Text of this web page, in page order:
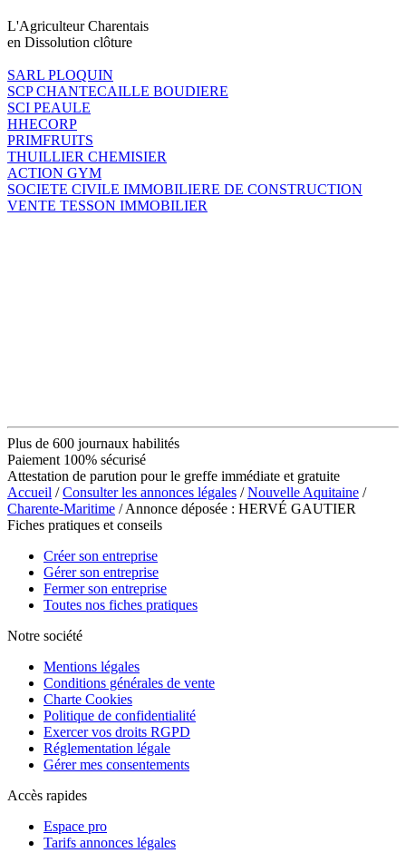
L'Agriculteur Charentais
en Dissolution clôture
SARL PLOQUIN
SCP CHANTECAILLE BOUDIERE
SCI PEAULE
HHECORP
PRIMFRUITS
THUILLIER CHEMISIER
ACTION GYM
SOCIETE CIVILE IMMOBILIERE DE CONSTRUCTION
VENTE TESSON IMMOBILIER
Plus de 600 journaux habilités
Paiement 100% sécurisé
Attestation de parution pour le greffe immédiate et gratuite
Accueil /Consulter les annonces légales /Nouvelle Aquitaine /
Charente-Maritime / Annonce déposée : HERVÉ GAUTIER
Fiches pratiques et conseils
Créer son entreprise
Gérer son entreprise
Fermer son entreprise
Toutes nos fiches pratiques
Notre société
Mentions légales
Conditions générales de vente
Charte Cookies
Politique de confidentialité
Exercer vos droits RGPD
Réglementation légale
Gérer mes consentements
Accès rapides
Espace pro
Tarifs annonces légales